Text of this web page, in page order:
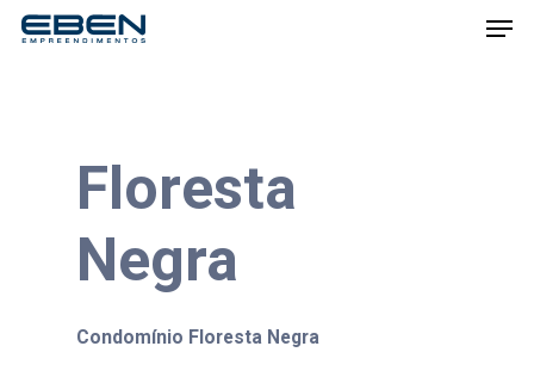
Skip
Floresta
Negra
Condomínio Floresta Negra